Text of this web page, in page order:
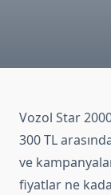
Vozol Star
300 TL
ve
fiyatlar ne